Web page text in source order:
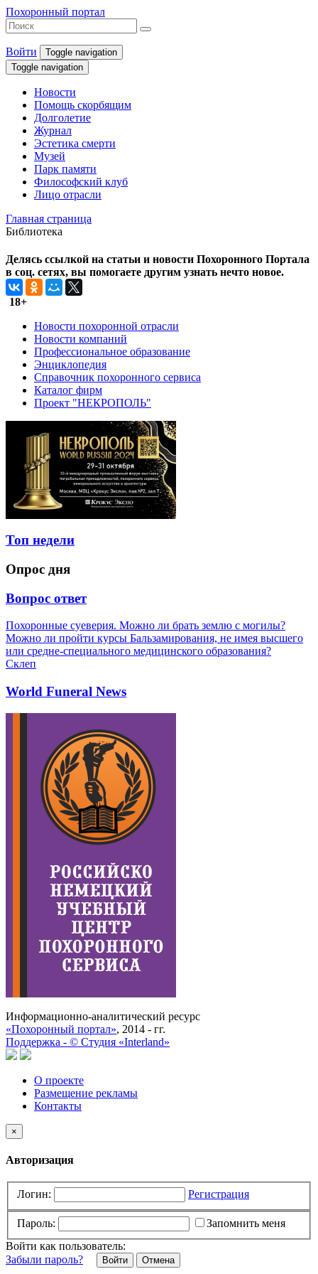
Похоронный портал
Войти
Toggle navigation
Toggle navigation
Новости
Помощь скорбящим
Долголетие
Журнал
Эстетика смерти
Музей
Парк памяти
Философский клуб
Лицо отрасли
Главная страница
Библиотека
Делясь ссылкой на статьи и новости Похоронного Портала
в соц. сетях, вы помогаете другим узнать нечто новое.
18+
Новости похоронной отрасли
Новости компаний
Профессиональное образование
Энциклопедия
Справочник похоронного сервиса
Каталог фирм
Проект "НЕКРОПОЛЬ"
Топ недели
Опрос дня
Вопрос ответ
Похоронные суеверия. Можно ли брать землю с могилы?
Можно ли пройти курсы Бальзамирования, не имея высшего
или средне-специального медицинского образования?
Склеп
World Funeral News
Информационно-аналитический ресурс
«Похоронный портал», 2014 - гг.
Поддержка - © Cтудия «Interland»
О проекте
Размещение рекламы
Контакты
×
Авторизация
Логин: Регистрация
Пароль:
Запомнить меня
Войти как пользователь:
Забыли пароль?
Отмена